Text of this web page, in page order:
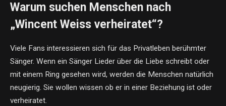
Warum suchen Menschen nach
„Wincent Weiss verheiratet“?
Viele Fans interessieren sich für das Privatleben berühmter
Sänger. Wenn ein Sänger Lieder über die Liebe schreibt oder
mit einem Ring gesehen wird, werden die Menschen natürlich
neugierig. Sie wollen wissen ob er in einer Beziehung ist oder
verheiratet.